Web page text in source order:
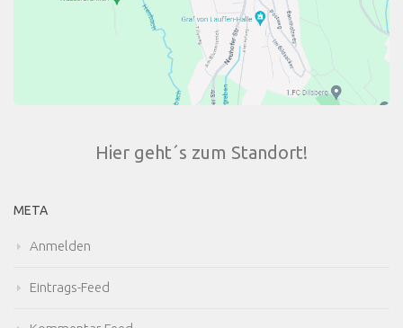
Hier geht´s zum Standort!
META
Anmelden
Eintrags-Feed